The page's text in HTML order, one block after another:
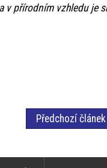
v přírodním vzhledu je
Předchozí článek